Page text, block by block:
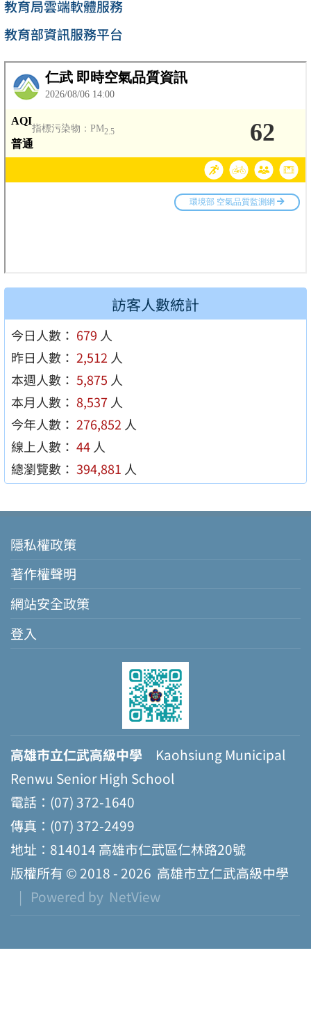
教育局雲端軟體服務
教育部資訊服務平台
訪客人數統計
今日人數： 679 人
昨日人數： 2,512 人
本週人數： 5,875 人
本月人數： 8,537 人
今年人數： 276,852 人
線上人數： 44 人
總瀏覽數： 394,881 人
隱私權政策
著作權聲明
網站安全政策
登入
高雄市立仁武高級中學 Kaohsiung Municipal
Renwu Senior High School
電話：(07) 372-1640
傳真：(07) 372-2499
地址：814014 高雄市仁武區仁林路20號
版權所有 © 2018 - 2026 高雄市立仁武高級中學
| Powered by NetView